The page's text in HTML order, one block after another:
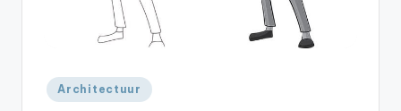
Geplaatst
in
Architectuur